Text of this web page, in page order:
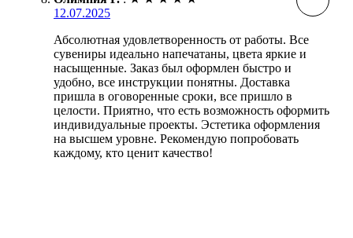
12.07.2025
Абсолютная удовлетворенность от работы. Все
сувениры идеально напечатаны, цвета яркие и
насыщенные. Заказ был оформлен быстро и
удобно, все инструкции понятны. Доставка
пришла в оговоренные сроки, все пришло в
целости. Приятно, что есть возможность оформить
индивидуальные проекты. Эстетика оформления
на высшем уровне. Рекомендую попробовать
каждому, кто ценит качество!